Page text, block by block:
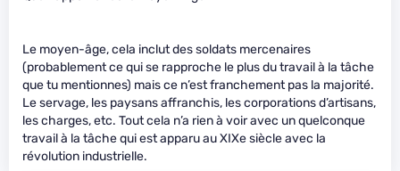
Le moyen-âge, cela inclut des soldats mercenaires
(probablement ce qui se rapproche le plus du travail à la tâche
que tu mentionnes) mais ce n’est franchement pas la majorité.
Le servage, les paysans affranchis, les corporations d’artisans,
les charges, etc. Tout cela n’a rien à voir avec un quelconque
travail à la tâche qui est apparu au XIXe siècle avec la
révolution industrielle.